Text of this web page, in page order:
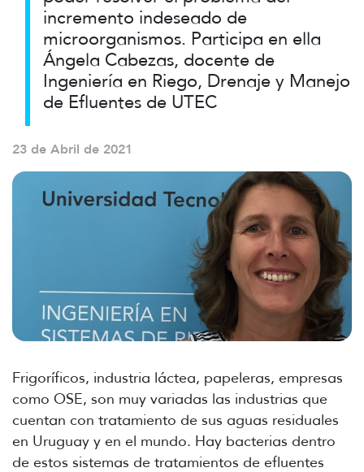
incremento indeseado de
microorganismos. Participa en ella
Ángela Cabezas, docente de
Ingeniería en Riego, Drenaje y Manejo
de Efluentes de UTEC
23 de Abril de 2021
Frigoríficos, industria láctea, papeleras, empresas
como OSE, son muy variadas las industrias que
cuentan con tratamiento de sus aguas residuales
en Uruguay y en el mundo. Hay bacterias dentro
de estos sistemas de tratamientos de efluentes